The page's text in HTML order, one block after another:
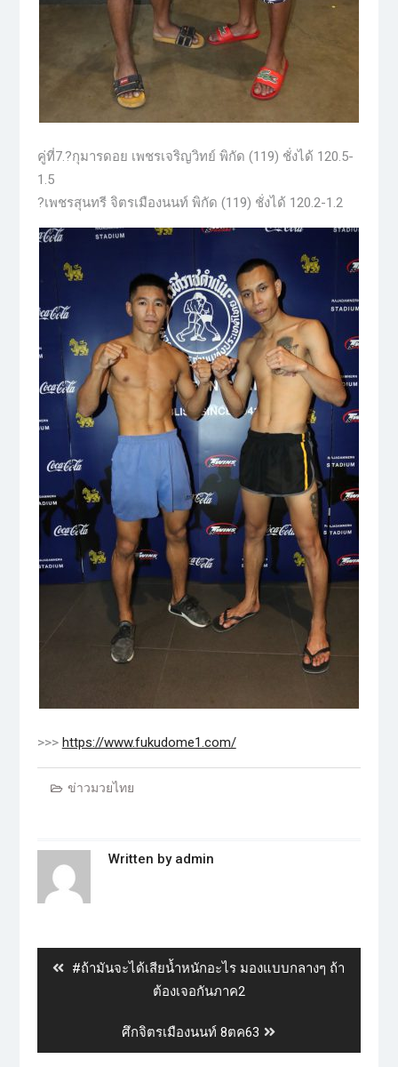
คู่ที่7.?กุมารดอย เพชรเจริญวิทย์ พิกัด (119) ชั่งได้ 120.5-
1.5
?เพชรสุนทรี จิตรเมืองนนท์ พิกัด (119) ชั่งได้ 120.2-1.2
>>> https://www.fukudome1.com/
ข่าวมวยไทย
Written by admin
#ถ้ามันจะได้เสียน้ำหนักอะไร มองแบบกลางๆ ถ้า
ต้องเจอกันภาค2
ศึกจิตรเมืองนนท์ 8ตค63